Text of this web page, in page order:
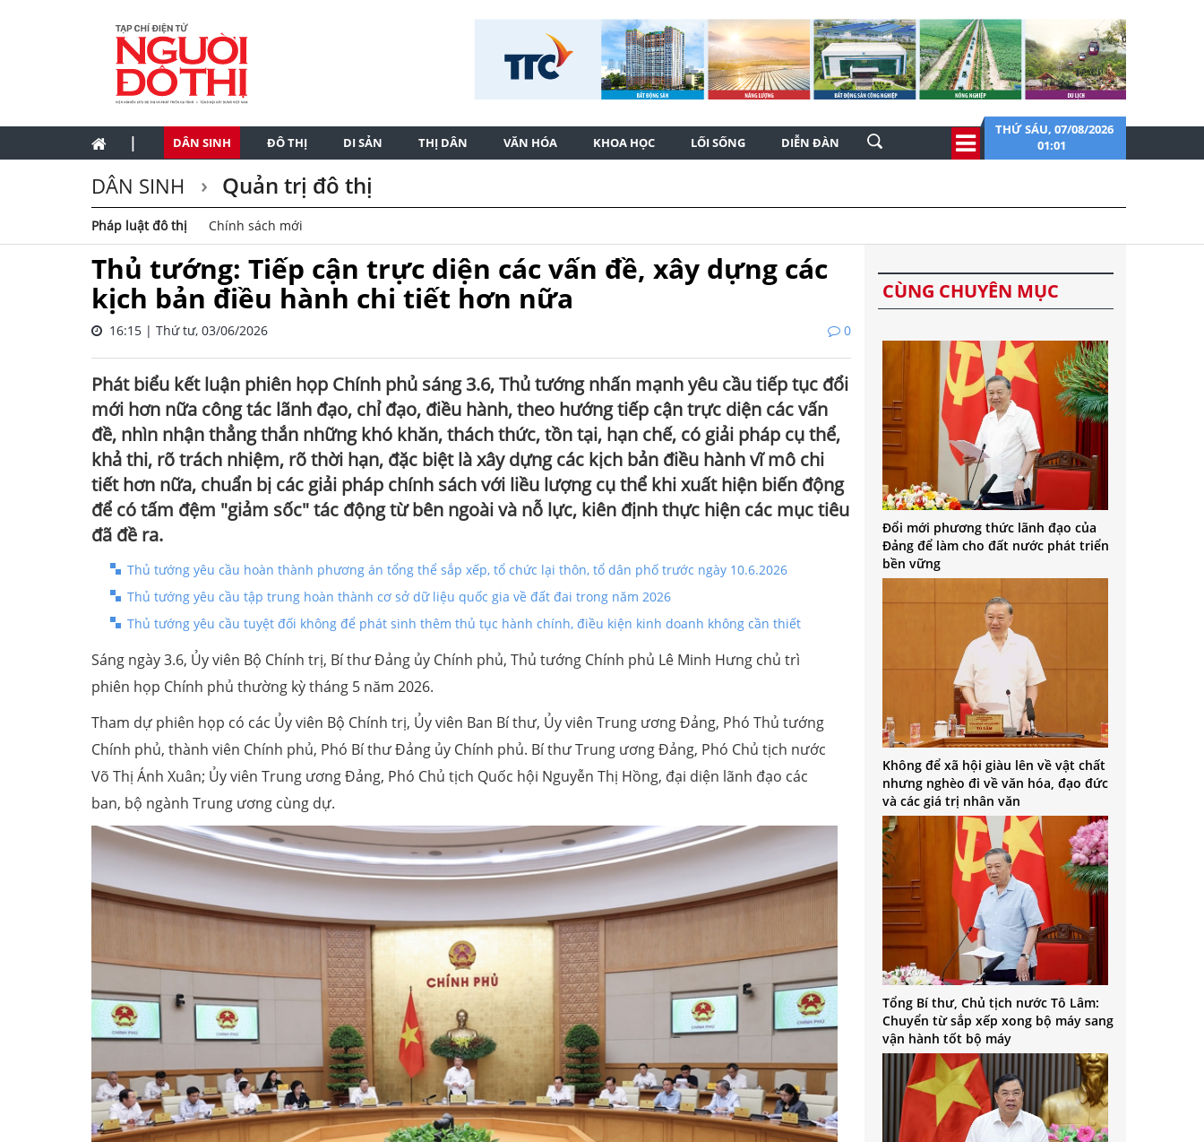
| DÂN SINH ĐÔ THỊ DI SẢN THỊ DÂN VĂN HÓA KHOA HỌC LỐI SỐNG DIỄN ĐÀN
THỨ SÁU, 07/08/2026
01:01
DÂN SINH Quản trị đô thị
Pháp luật đô thị Chính sách mới
Thủ tướng: Tiếp cận trực diện các vấn đề, xây dựng các
kịch bản điều hành chi tiết hơn nữa
16:15 | Thứ tư, 03/06/2026 0
Phát biểu kết luận phiên họp Chính phủ sáng 3.6, Thủ tướng nhấn mạnh yêu cầu tiếp tục đổi
mới hơn nữa công tác lãnh đạo, chỉ đạo, điều hành, theo hướng tiếp cận trực diện các vấn
đề, nhìn nhận thẳng thắn những khó khăn, thách thức, tồn tại, hạn chế, có giải pháp cụ thể,
khả thi, rõ trách nhiệm, rõ thời hạn, đặc biệt là xây dựng các kịch bản điều hành vĩ mô chi
tiết hơn nữa, chuẩn bị các giải pháp chính sách với liều lượng cụ thể khi xuất hiện biến động
để có tấm đệm "giảm sốc" tác động từ bên ngoài và nỗ lực, kiên định thực hiện các mục tiêu
đã đề ra.
Thủ tướng yêu cầu hoàn thành phương án tổng thể sắp xếp, tổ chức lại thôn, tổ dân phố trước ngày 10.6.2026
Thủ tướng yêu cầu tập trung hoàn thành cơ sở dữ liệu quốc gia về đất đai trong năm 2026
Thủ tướng yêu cầu tuyệt đối không để phát sinh thêm thủ tục hành chính, điều kiện kinh doanh không cần thiết
Sáng ngày 3.6, Ủy viên Bộ Chính trị, Bí thư Đảng ủy Chính phủ, Thủ tướng Chính phủ Lê Minh Hưng chủ trì
phiên họp Chính phủ thường kỳ tháng 5 năm 2026.
Tham dự phiên họp có các Ủy viên Bộ Chính trị, Ủy viên Ban Bí thư, Ủy viên Trung ương Đảng, Phó Thủ tướng
Chính phủ, thành viên Chính phủ, Phó Bí thư Đảng ủy Chính phủ. Bí thư Trung ương Đảng, Phó Chủ tịch nước
Võ Thị Ánh Xuân; Ủy viên Trung ương Đảng, Phó Chủ tịch Quốc hội Nguyễn Thị Hồng, đại diện lãnh đạo các
ban, bộ ngành Trung ương cùng dự.
CÙNG CHUYÊN MỤC
Đổi mới phương thức lãnh đạo của
Đảng để làm cho đất nước phát triển
bền vững
Không để xã hội giàu lên về vật chất
nhưng nghèo đi về văn hóa, đạo đức
và các giá trị nhân văn
Tổng Bí thư, Chủ tịch nước Tô Lâm:
Chuyển từ sắp xếp xong bộ máy sang
vận hành tốt bộ máy